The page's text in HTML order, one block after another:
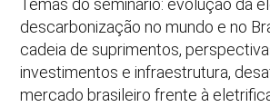
Temas do seminário: evolução da
descarbonização no mundo e no
cadeia de suprimentos,
investimentos e infraestrutura,
mercado brasileiro frente à